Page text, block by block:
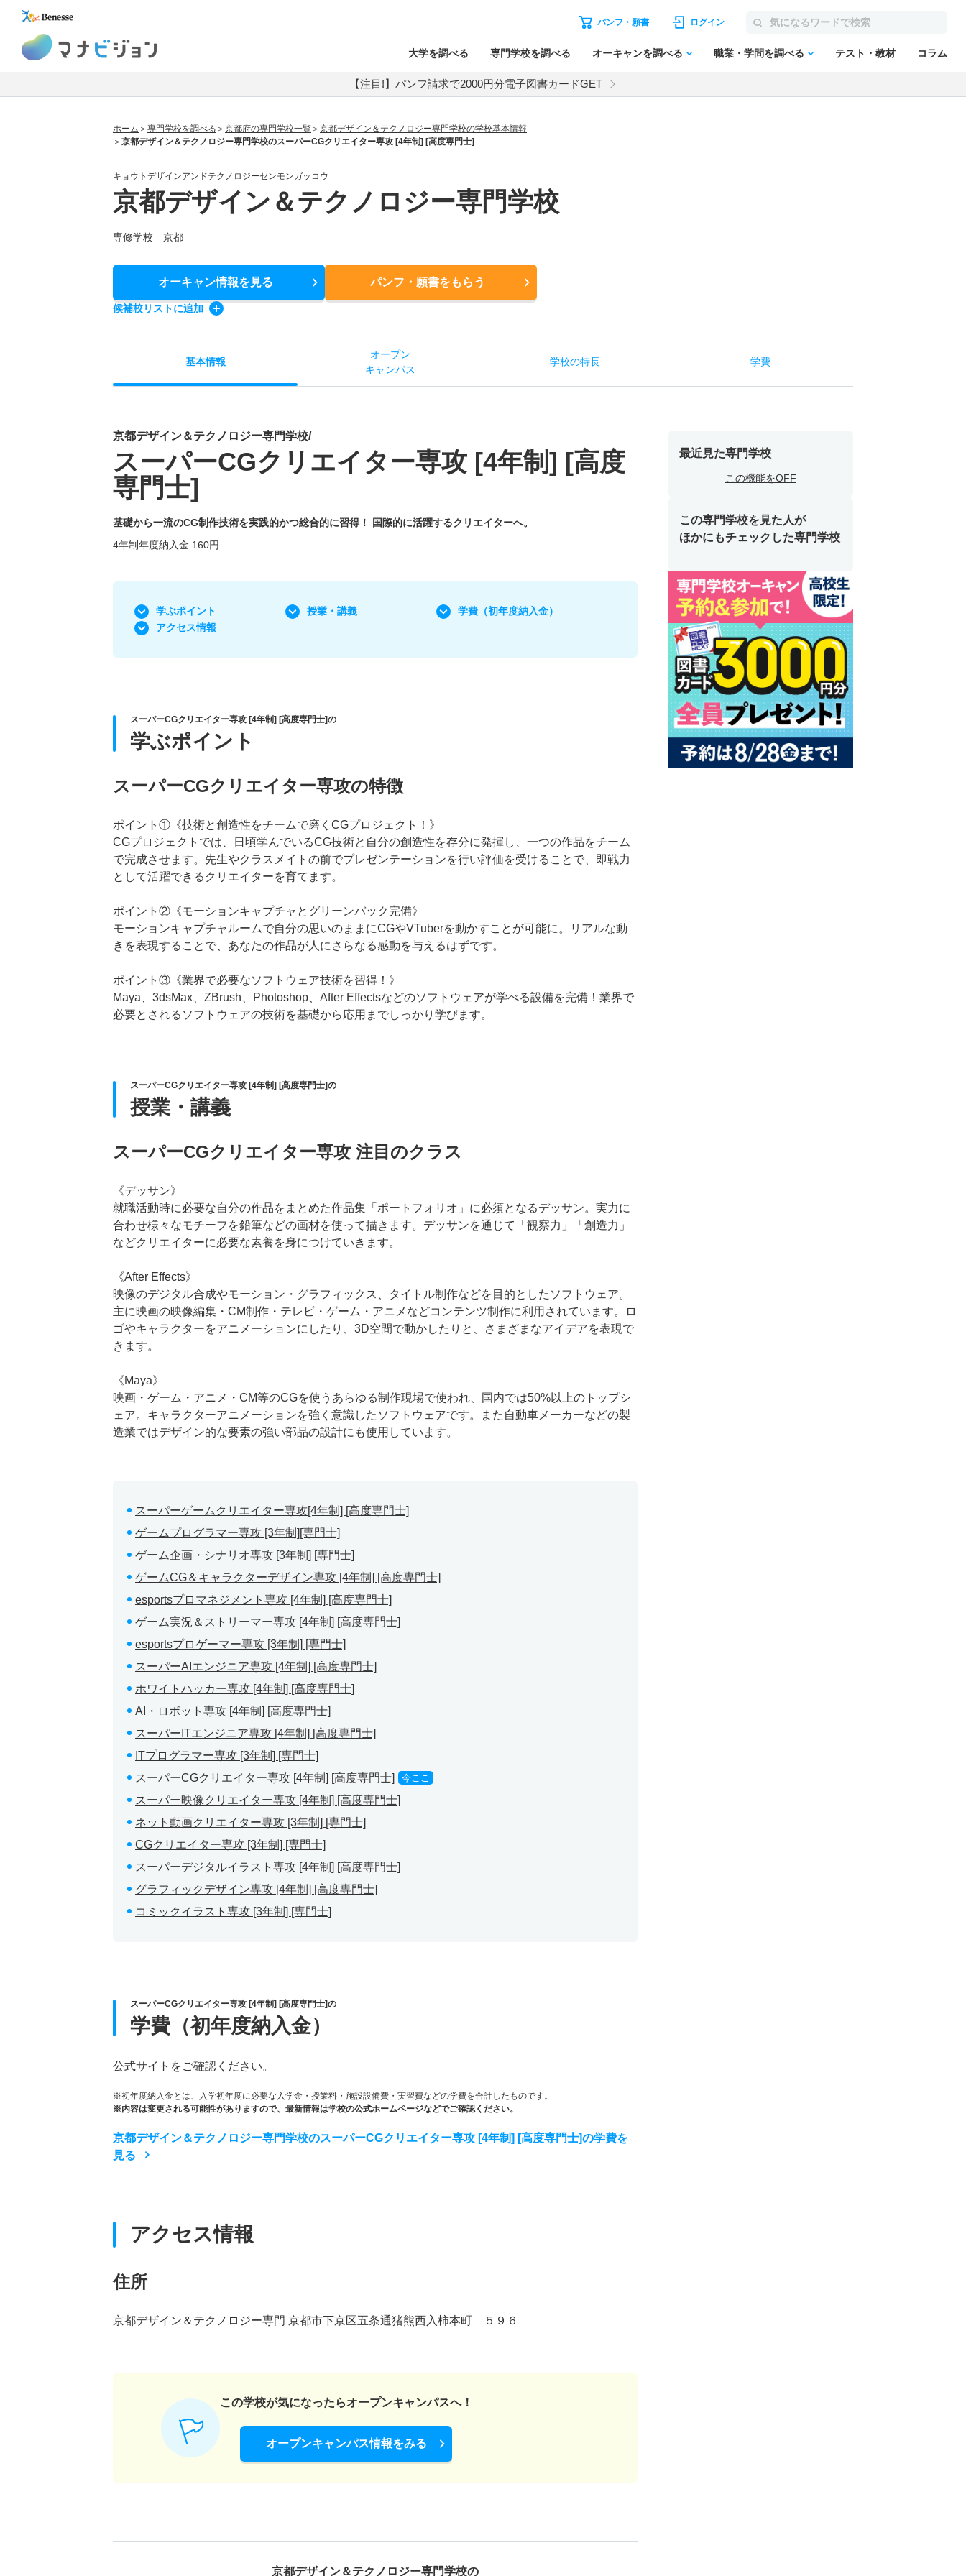
パンフ・願書 ログイン
大学を調べる 専門学校を調べる オーキャンを調べる 職業・学問を調べる テスト・教材 コラム
【注目!】パンフ請求で2000円分電子図書カードGET
ホーム 専門学校を調べる 京都府の専門学校一覧
京都デザイン＆テクノロジー専門学校の学校基本情報
京都デザイン＆テクノロジー専門学校のスーパーCGクリエイター専攻 [4年制] [高度専門士]
キョウトデザインアンドテクノロジーセンモンガッコウ
京都デザイン＆テクノロジー専門学校
専修学校 京都
オーキャン情報を見る パンフ・願書をもらう
候補校リストに追加
基本情報
オープン
キャンパス
学校の特長 学費
京都デザイン＆テクノロジー専門学校/
スーパーCGクリエイター専攻 [4年制] [高度
専門士]
基礎から一流のCG制作技術を実践的かつ総合的に習得！ 国際的に活躍するクリエイターへ。
4年制年度納入金 160円
学ぶポイント 授業・講義 学費 （初年度納入金）
アクセス情報
スーパーCGクリエイター専攻 [4年制] [高度専門士]の
学ぶポイント
スーパーCGクリエイター専攻の特徴
ポイント①《技術と創造性をチームで磨くCGプロジェクト！》
CGプロジェクトでは、日頃学んでいるCG技術と自分の創造性を存分に発揮し、一つの作品をチーム
で完成させます。先生やクラスメイトの前でプレゼンテーションを行い評価を受けることで、即戦力
として活躍できるクリエイターを育てます。
ポイント②《モーションキャプチャとグリーンバック完備》
モーションキャプチャルームで自分の思いのままにCGやVTuberを動かすことが可能に。リアルな動
きを表現することで、あなたの作品が人にさらなる感動を与えるはずです。
ポイント③《業界で必要なソフトウェア技術を習得！》
Maya、3dsMax、ZBrush、Photoshop、After Effectsなどのソフトウェアが学べる設備を完備！業界で
必要とされるソフトウェアの技術を基礎から応用までしっかり学びます。
スーパーCGクリエイター専攻 [4年制] [高度専門士]の
授業・講義
スーパーCGクリエイター専攻 注目のクラス
《デッサン》
就職活動時に必要な自分の作品をまとめた作品集「ポートフォリオ」に必須となるデッサン。実力に
合わせ様々なモチーフを鉛筆などの画材を使って描きます。デッサンを通じて「観察力」「創造力」
などクリエイターに必要な素養を身につけていきます。
《After Effects》
映像のデジタル合成やモーション・グラフィックス、タイトル制作などを目的としたソフトウェア。
主に映画の映像編集・CM制作・テレビ・ゲーム・アニメなどコンテンツ制作に利用されています。ロ
ゴやキャラクターをアニメーションにしたり、3D空間で動かしたりと、さまざまなアイデアを表現で
きます。
《Maya》
映画・ゲーム・アニメ・CM等のCGを使うあらゆる制作現場で使われ、国内では50%以上のトップシ
ェア。キャラクターアニメーションを強く意識したソフトウェアです。また自動車メーカーなどの製
造業ではデザイン的な要素の強い部品の設計にも使用しています。
スーパーゲームクリエイター専攻[4年制] [高度専門士]
ゲームプログラマー専攻 [3年制][専門士]
ゲーム企画・シナリオ専攻 [3年制] [専門士]
ゲームCG＆キャラクターデザイン専攻 [4年制] [高度専門士]
esportsプロマネジメント専攻 [4年制] [高度専門士]
ゲーム実況＆ストリーマー専攻 [4年制] [高度専門士]
esportsプロゲーマー専攻 [3年制] [専門士]
スーパーAIエンジニア専攻 [4年制] [高度専門士]
ホワイトハッカー専攻 [4年制] [高度専門士]
AI・ロボット専攻 [4年制] [高度専門士]
スーパーITエンジニア専攻 [4年制] [高度専門士]
ITプログラマー専攻 [3年制] [専門士]
スーパーCGクリエイター専攻 [4年制] [高度専門士]
今ここ
スーパー映像クリエイター専攻 [4年制] [高度専門士]
ネット動画クリエイター専攻 [3年制] [専門士]
CGクリエイター専攻 [3年制] [専門士]
スーパーデジタルイラスト専攻 [4年制] [高度専門士]
グラフィックデザイン専攻 [4年制] [高度専門士]
コミックイラスト専攻 [3年制] [専門士]
スーパーCGクリエイター専攻 [4年制] [高度専門士]の
学費（初年度納入金）
公式サイトをご確認ください。
※初年度納入金とは、入学初年度に必要な入学金・授業料・施設設備費・実習費などの学費を合計したものです。
※内容は変更される可能性がありますので、最新情報は学校の公式ホームページなどでご確認ください。
京都デザイン＆テクノロジー専門学校のスーパーCGクリエイター専攻 [4年制] [高度専門士]の学費を
見る
アクセス情報
住所
京都デザイン＆テクノロジー専門 京都市下京区五条通猪熊西入柿本町 ５９６
この学校が気になったらオープンキャンパスへ！
オープンキャンパス情報をみる
京都デザイン＆テクノロジー専門学校の
最近見た専門学校
この機能をOFF
この専門学校を見た人が
ほかにもチェックした専門学校